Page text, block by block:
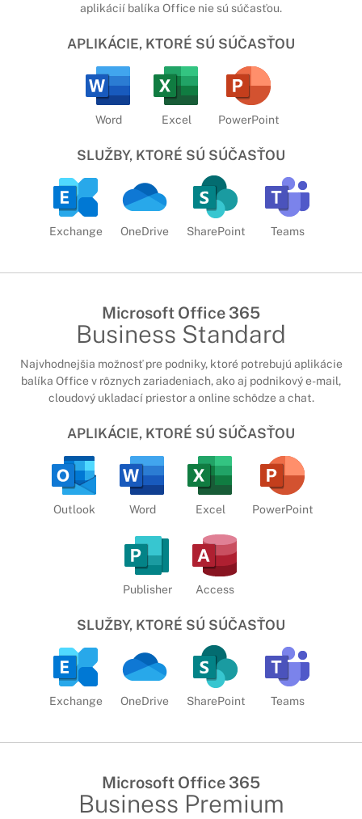
aplikácií balíka Office nie sú súčasťou.
APLIKÁCIE, KTORÉ SÚ SÚČASŤOU
Word Excel PowerPoint
SLUŽBY, KTORÉ SÚ SÚČASŤOU
Exchange OneDrive SharePoint Teams
Microsoft Office 365
Business Standard
Najvhodnejšia možnosť pre podniky, ktoré potrebujú aplikácie
balíka Office v rôznych zariadeniach, ako aj podnikový e-mail,
cloudový ukladací priestor a online schôdze a chat.
APLIKÁCIE, KTORÉ SÚ SÚČASŤOU
Outlook Word Excel PowerPoint
Publisher Access
SLUŽBY, KTORÉ SÚ SÚČASŤOU
Exchange OneDrive SharePoint Teams
Microsoft Office 365
Business Premium